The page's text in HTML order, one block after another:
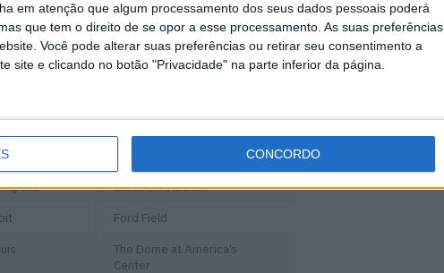
em atenção que algum processamento dos seus dados pessoais poderá
que tem o direito de se opor a esse processamento. As suas preferências
Você pode alterar suas preferências ou retirar seu consentimento a
site e clicando no botão "Privacidade" na parte inferior da página.
CONCORDO
AT&T Stadium
U.S. Bank Stadium
SX Daytona International
Lucas Oil Stadium
Ford Field
The Dome at America’s
Center